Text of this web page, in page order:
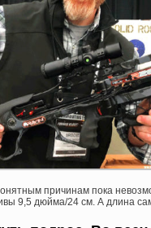
причинам пока
9,5 дюйма/24 см. А длина